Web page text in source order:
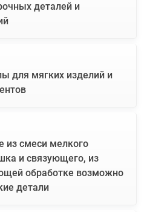
деталей и
для мягких изделий и
из смеси мелкого
и связующего, из
обработке возможно
детали